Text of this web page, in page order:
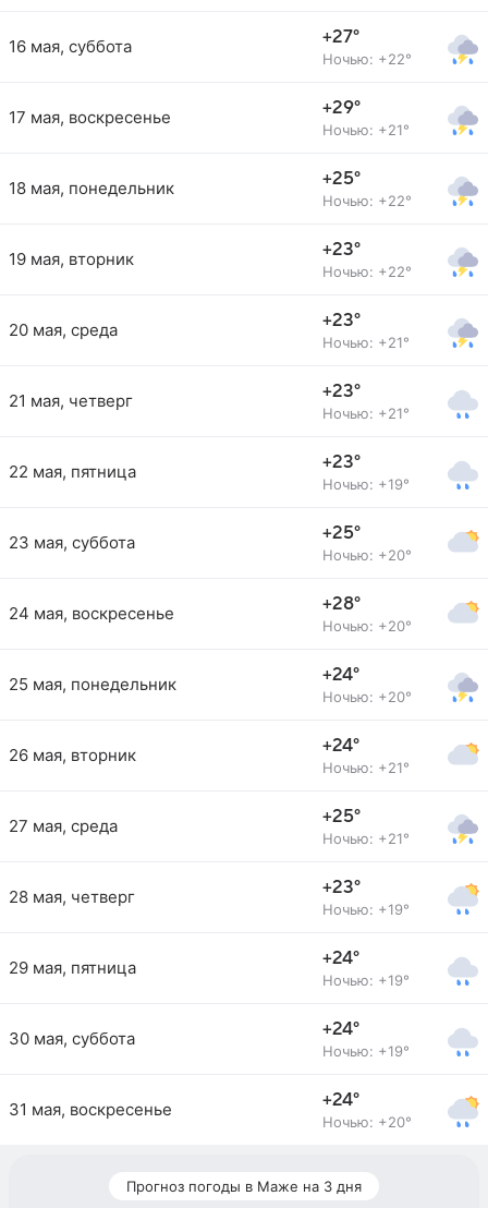
16 мая, суббота +27°
Ночью: +22°
17 мая, воскресенье +29°
Ночью: +21°
18 мая, понедельник +25°
Ночью: +22°
19 мая, вторник +23°
Ночью: +22°
20 мая, среда +23°
Ночью: +21°
21 мая, четверг +23°
Ночью: +21°
22 мая, пятница +23°
Ночью: +19°
23 мая, суббота +25°
Ночью: +20°
24 мая, воскресенье +28°
Ночью: +20°
25 мая, понедельник +24°
Ночью: +20°
26 мая, вторник +24°
Ночью: +21°
27 мая, среда +25°
Ночью: +21°
28 мая, четверг +23°
Ночью: +19°
29 мая, пятница +24°
Ночью: +19°
30 мая, суббота +24°
Ночью: +19°
31 мая, воскресенье +24°
Ночью: +20°
Прогноз погоды в Маже на 3 дня